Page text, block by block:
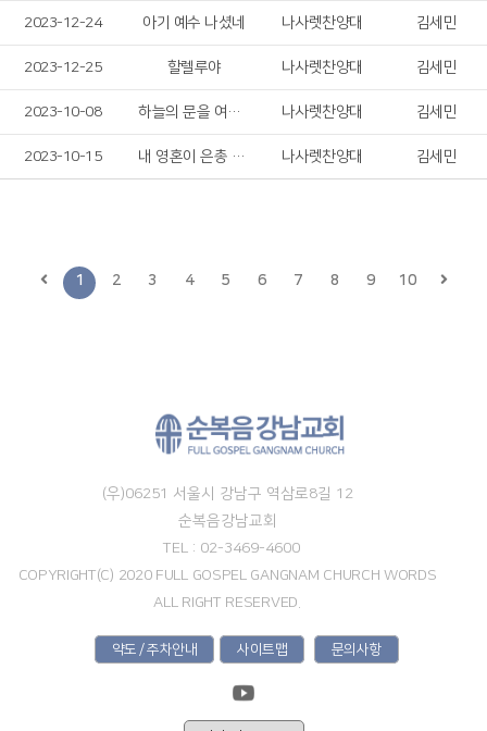
2023-12-24 아기 예수 나셨네 나사렛찬양대 김세민
2023-12-25 할렐루야 나사렛찬양대 김세민
2023-10-08 하늘의 문을 여소서 나사렛찬양대 김세민
2023-10-15 내 영혼이 은총 입어 나사렛찬양대 김세민
1 2 3 4 5 6 7 8 9 10
(우)06251 서울시 강남구 역삼로8길 12
순복음강남교회
TEL : 02-3469-4600
COPYRIGHT(C) 2020 FULL GOSPEL GANGNAM CHURCH WORDS
ALL RIGHT RESERVED.
약도 / 주차안내 사이트맵 문의사항